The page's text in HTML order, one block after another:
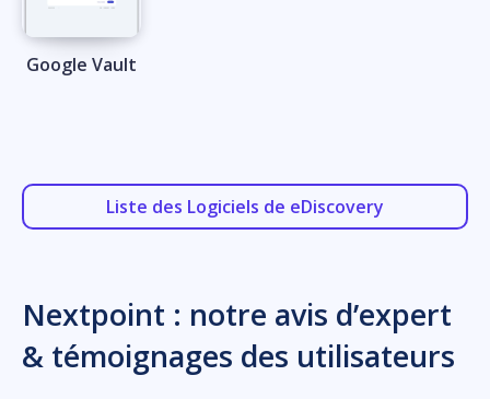
Google Vault
Liste des Logiciels de eDiscovery
Nextpoint : notre avis d’expert
& témoignages des utilisateurs